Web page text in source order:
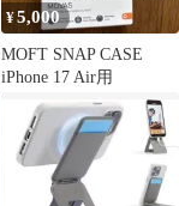
¥5,000
MOFT SNAP CASE
iPhone 17 Air用